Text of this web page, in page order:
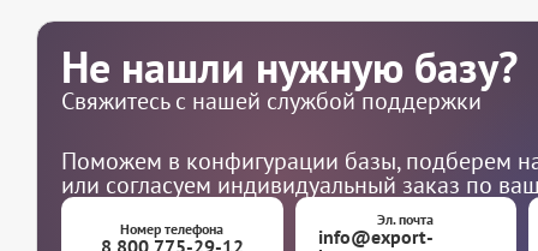
Не нашли нужную базу?
Свяжитесь с нашей службой поддержки
Поможем в конфигурации базы, подберем
или согласуем индивидуальный заказ по
Номер телефона
Эл. почта
info@export-